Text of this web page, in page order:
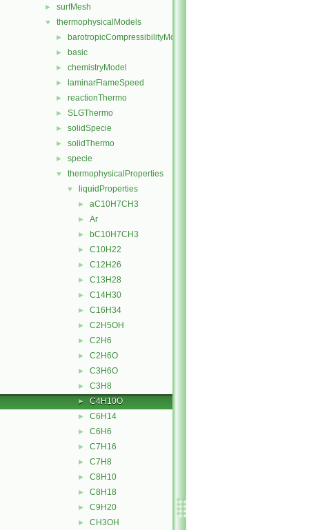
► surfMesh
▼ thermophysicalModels
► barotropicCompressibilityModel
► basic
► chemistryModel
► laminarFlameSpeed
► reactionThermo
► SLGThermo
► solidSpecie
► solidThermo
► specie
▼ thermophysicalProperties
▼ liquidProperties
► aC10H7CH3
► Ar
► bC10H7CH3
► C10H22
► C12H26
► C13H28
► C14H30
► C16H34
► C2H5OH
► C2H6
► C2H6O
► C3H6O
► C3H8
► C4H10O
► C6H14
► C6H6
► C7H16
► C7H8
► C8H10
► C8H18
► C9H20
► CH3OH